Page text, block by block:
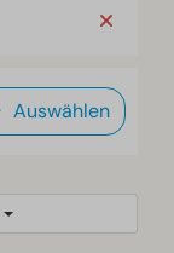
Auswählen